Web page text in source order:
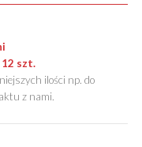
12 szt.
ilości np. do
z nami.